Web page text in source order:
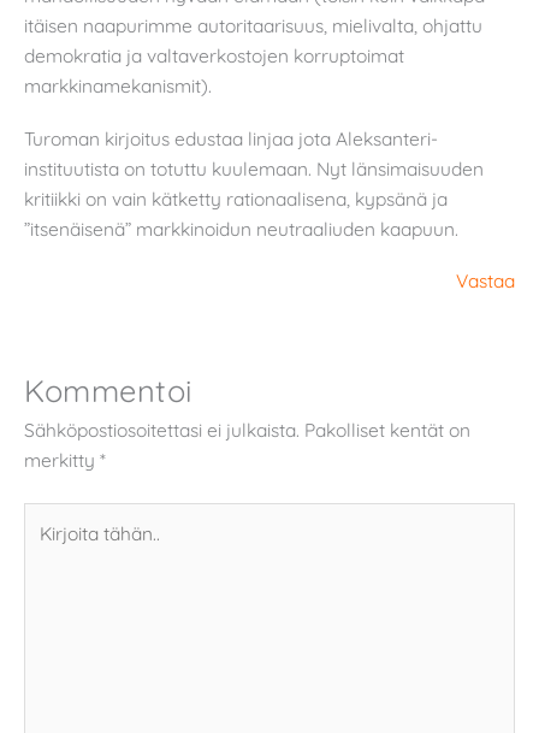
itäisen naapurimme autoritaarisuus, mielivalta, ohjattu
demokratia ja valtaverkostojen korruptoimat
markkinamekanismit).
Turoman kirjoitus edustaa linjaa jota Aleksanteri-
instituutista on totuttu kuulemaan. Nyt länsimaisuuden
kritiikki on vain kätketty rationaalisena, kypsänä ja
”itsenäisenä” markkinoidun neutraaliuden kaapuun.
Vastaa
Kommentoi
Sähköpostiosoitettasi ei julkaista. Pakolliset kentät on
merkitty *
tähän..